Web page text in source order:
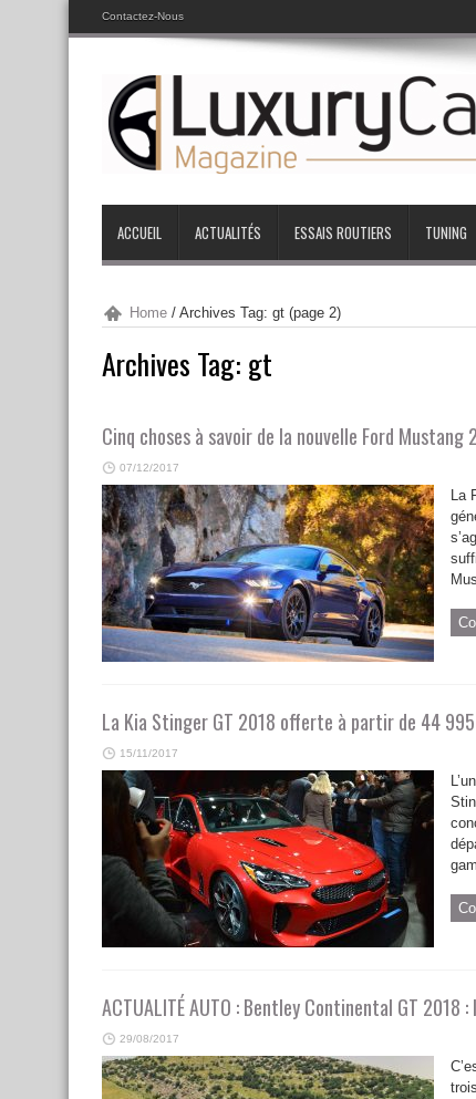
Contactez-Nous
ACCUEIL ACTUALITÉS ESSAIS ROUTIERS TUNING
Home / Archives Tag: gt (page 2)
Archives Tag: gt
Cinq choses à savoir de la nouvelle Ford Mustang
07/12/2017
La
La Kia Stinger GT 2018 offerte à partir de 44
15/11/2017
ACTUALITÉ AUTO : Bentley Continental GT 2018 :
29/08/2017